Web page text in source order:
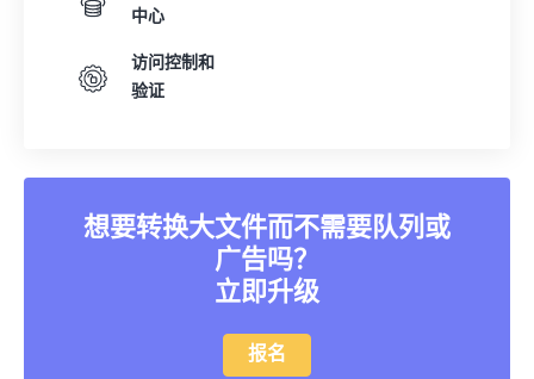
中心
访问控制和
验证
想要转换大文件而不需要队列或
广告吗？
立即升级
报名